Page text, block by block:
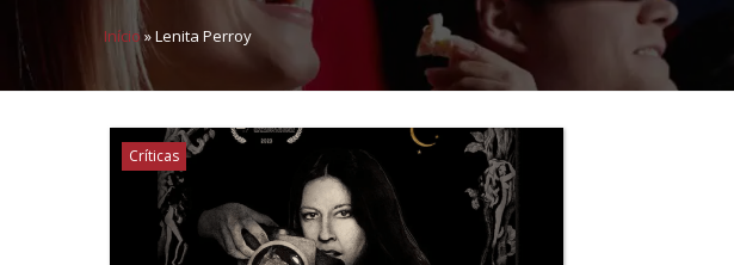
sétima
arte
Início »Lenita Perroy
Críticas